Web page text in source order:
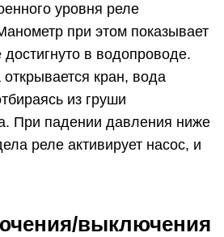
уровня реле
при этом показывает
в водопроводе.
кран, вода
из груши
При падении давления ниже
реле активирует насос, и
выключения